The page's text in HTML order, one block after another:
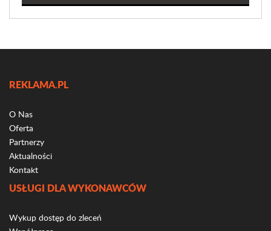
REKLAMA.PL
O Nas
Oferta
Partnerzy
Aktualności
Kontakt
USŁUGI DLA WYKONAWCÓW
Wykup dostęp do zleceń